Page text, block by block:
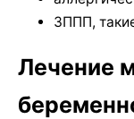
ЗППП,
Лечение